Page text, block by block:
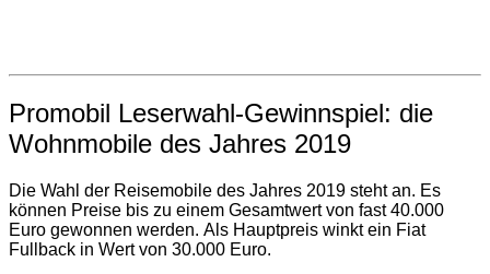
Promobil Leserwahl-Gewinnspiel: die
Wohnmobile des Jahres 2019
Die Wahl der Reisemobile des Jahres 2019 steht an. Es
können Preise bis zu einem Gesamtwert von fast 40.000
Euro gewonnen werden. Als Hauptpreis winkt ein Fiat
Fullback in Wert von 30.000 Euro.